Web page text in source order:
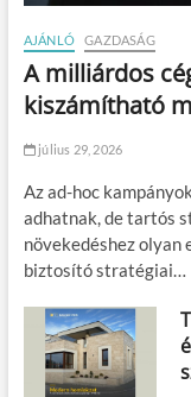
AJÁNLÓ GAZDASÁG
A milliárdos
kiszámítható
július 29, 2026
Az ad-hoc
adhatnak, de tartós
növekedéshez
biztosító stratégiai…